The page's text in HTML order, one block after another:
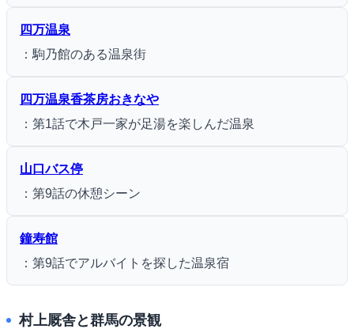
四万温泉
：駒乃館のある温泉街
四万温泉香茶房おきなや
：第1話で木戸一家が足湯を楽しんだ温泉
山口バス停
：第9話の休憩シーン
鐘寿館
：第9話でアルバイトを探した温泉宿
村上厩舎と群馬の景観